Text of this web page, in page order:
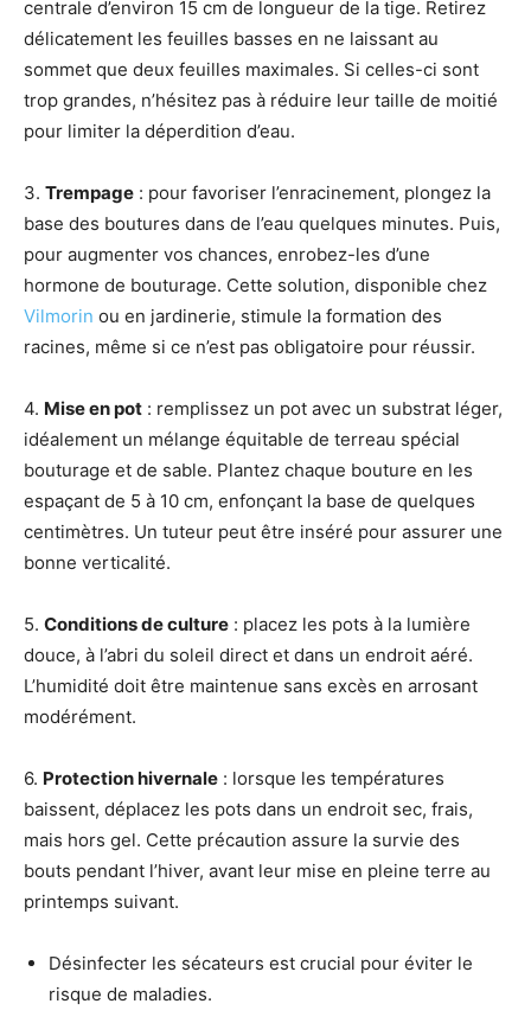
centrale d’environ 15 cm de longueur de la tige. Retirez
délicatement les feuilles basses en ne laissant au
sommet que deux feuilles maximales. Si celles-ci sont
trop grandes, n’hésitez pas à réduire leur taille de moitié
pour limiter la déperdition d’eau.
3. Trempage : pour favoriser l’enracinement, plongez la
base des boutures dans de l’eau quelques minutes. Puis,
pour augmenter vos chances, enrobez-les d’une
hormone de bouturage. Cette solution, disponible chez
Vilmorin ou en jardinerie, stimule la formation des
racines, même si ce n’est pas obligatoire pour réussir.
4. Mise en pot : remplissez un pot avec un substrat léger,
idéalement un mélange équitable de terreau spécial
bouturage et de sable. Plantez chaque bouture en les
espaçant de 5 à 10 cm, enfonçant la base de quelques
centimètres. Un tuteur peut être inséré pour assurer une
bonne verticalité.
5. Conditions de culture : placez les pots à la lumière
douce, à l’abri du soleil direct et dans un endroit aéré.
L’humidité doit être maintenue sans excès en arrosant
modérément.
6. Protection hivernale : lorsque les températures
baissent, déplacez les pots dans un endroit sec, frais,
mais hors gel. Cette précaution assure la survie des
bouts pendant l’hiver, avant leur mise en pleine terre au
printemps suivant.
Désinfecter les sécateurs est crucial pour éviter le
risque de maladies.